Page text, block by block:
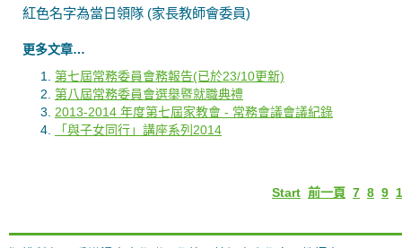
紅色名字為當日領隊 (家長教師會委員)
更多文章…
第七屆常務委員會務報告(已於23/10更新)
第八屆常務委員會選舉暨就職典禮
2013-2014 年度第七屆家教會 - 常務會議會議紀錄
「與子女同行」講座系列2014
Start 前一頁 7 8 9